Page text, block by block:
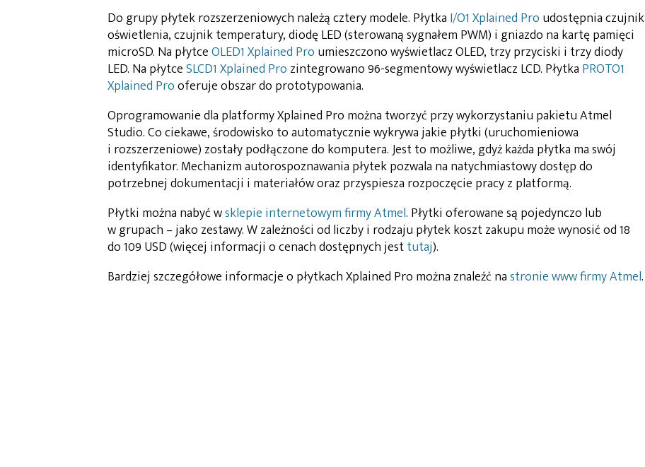
Do grupy płytek rozszerzeniowych należą cztery modele. Płytka I/O1 Xplained Pro udostępnia czujnik
oświetlenia, czujnik temperatury, diodę LED (sterowaną sygnałem PWM) i gniazdo na kartę pamięci
microSD. Na płytceOLED1 Xplained Pro umieszczono wyświetlacz OLED, trzy przyciski i trzy diody
LED. Na płytceSLCD1 Xplained Pro zintegrowano 96-segmentowy wyświetlacz LCD. Płytka PROTO1
Xplained Prooferuje obszar do prototypowania.
Oprogramowanie dla platformy Xplained Pro można tworzyć przy wykorzystaniu pakietu Atmel
Studio. Co ciekawe, środowisko to automatycznie wykrywa jakie płytki (uruchomieniowa
i rozszerzeniowe) zostały podłączone do komputera. Jest to możliwe, gdyż każda płytka ma swój
identyfikator. Mechanizm autorospoznawania płytek pozwala na natychmiastowy dostęp do
potrzebnej dokumentacji i materiałów oraz przyspiesza rozpoczęcie pracy z platformą.
Płytki można nabyć wsklepie internetowym firmy Atmel. Płytki oferowane są pojedynczo lub
w grupach – jako zestawy. W zależności od liczby i rodzaju płytek koszt zakupu może wynosić od 18
do 109 USD (więcej informacji o cenach dostępnych jesttutaj).
Bardziej szczegółowe informacje o płytkach Xplained Pro można znaleźć nastronie www firmy Atmel.